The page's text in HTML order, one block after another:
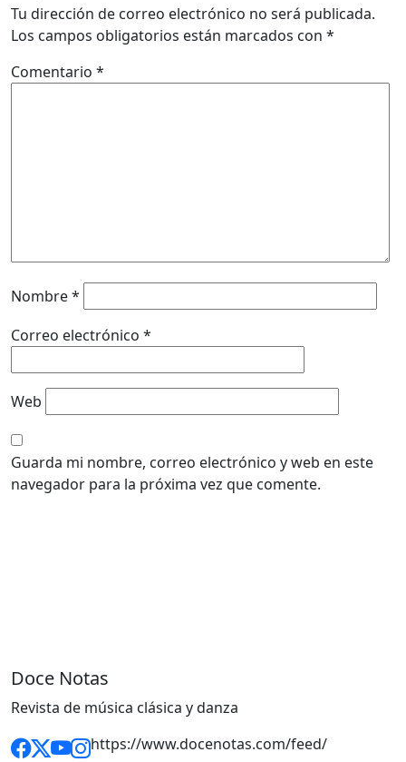
Tu dirección de correo electrónico no será publicada.
Los campos obligatorios están marcados con *
Comentario *
Nombre*
Correo electrónico *
Web
Guarda mi nombre, correo electrónico y web en este
navegador para la próxima vez que comente.
Doce Notas
Revista de música clásica y danza
https://www.docenotas.com/feed/